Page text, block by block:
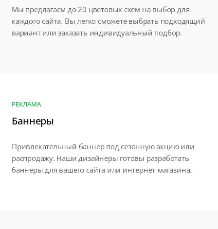
Мы предлагаем до 20 цветовых схем на выбор для
каждого сайта. Вы легко сможете выбрать подходящий
вариант или заказать индивидуальный подбор.
РЕКЛАМА
Баннеры
Привлекательный баннер под сезонную акцию или
распродажу. Наши дизайнеры готовы разработать
баннеры для вашего сайта или интернет-магазина.